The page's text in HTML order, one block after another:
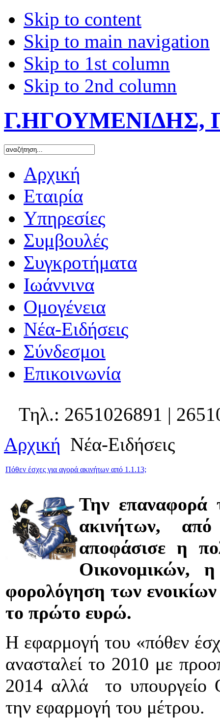
Skip to content
Skip to main navigation
Skip to 1st column
Skip to 2nd column
Γ.ΗΓΟΥΜΕΝΙΔΗΣ,
Αρχική
Εταιρία
Υπηρεσίες
Συμβουλές
Συγκροτήματα
Ιωάννινα
Ομογένεια
Νέα-Ειδήσεις
Σύνδεσμοι
Επικοινωνία
Τηλ.: 2651026891 |
Αρχική Νέα-Ειδήσεις
Πόθεν έσχες για αγορά ακινήτων από 1.1.13;
Την επαναφορά
ακινήτων,
αποφάσισε η
Οικονομικών,
φορολόγηση των
το πρώτο ευρώ.
Η εφαρμογή του «πόθεν
ανασταλεί το 2010 με
2014 αλλά το υπουργείο
την εφαρμογή του μέτρου.